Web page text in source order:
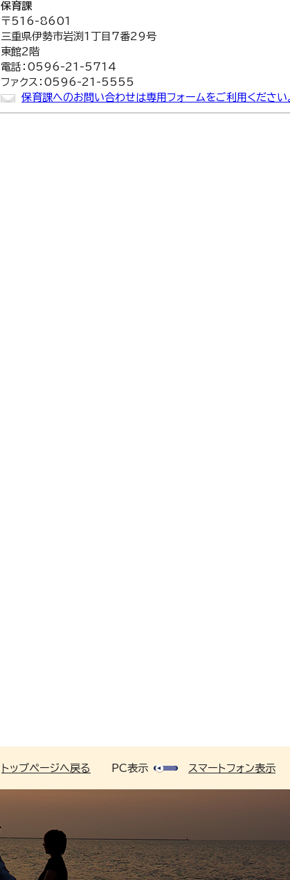
保育課
〒516-8601
三重県伊勢市岩渕1丁目7番29号
東館2階
電話：0596-21-5714
ファクス：0596-21-5555
保育課へのお問い合わせは専用フォームをご利用ください
トップページへ戻る PC表示 スマートフォン表示